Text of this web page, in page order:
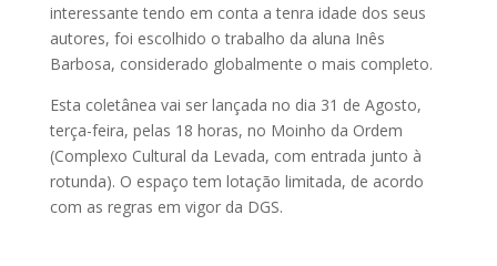
interessante tendo em conta a tenra idade dos seus
autores, foi escolhido o trabalho da aluna Inês
Barbosa, considerado globalmente o mais completo.
Esta coletânea vai ser lançada no dia 31 de Agosto,
terça-feira, pelas 18 horas, no Moinho da Ordem
(Complexo Cultural da Levada, com entrada junto à
rotunda). O espaço tem lotação limitada, de acordo
com as regras em vigor da DGS.